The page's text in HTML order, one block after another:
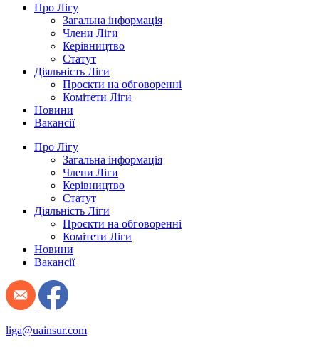
Про Лігу
Загальна інформація
Члени Ліги
Керівництво
Статут
Діяльність Ліги
Проєкти на обговоренні
Комітети Ліги
Новини
Вакансії
Про Лігу
Загальна інформація
Члени Ліги
Керівництво
Статут
Діяльність Ліги
Проєкти на обговоренні
Комітети Ліги
Новини
Вакансії
liga@uainsur.com